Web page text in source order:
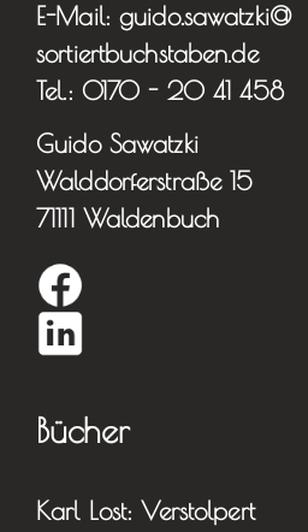
E-Mail: guido.sawatzki@
sortiertbuchstaben.de
Tel.: 0170 - 20 41 458
Guido Sawatzki
Walddorferstraße 15
71111 Waldenbuch
Bücher
Karl Lost: Verstolpert